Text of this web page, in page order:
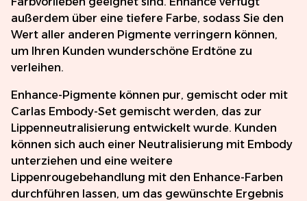
außerdem über eine tiefere Farbe, sodass Sie den
Wert aller anderen Pigmente verringern können,
um Ihren Kunden wunderschöne Erdtöne zu
verleihen.
Enhance-Pigmente können pur, gemischt oder mit
Carlas Embody-Set gemischt werden, das zur
Lippenneutralisierung entwickelt wurde. Kunden
können sich auch einer Neutralisierung mit Embody
unterziehen und eine weitere
Lippenrougebehandlung mit den Enhance-Farben
durchführen lassen, um das gewünschte Ergebnis